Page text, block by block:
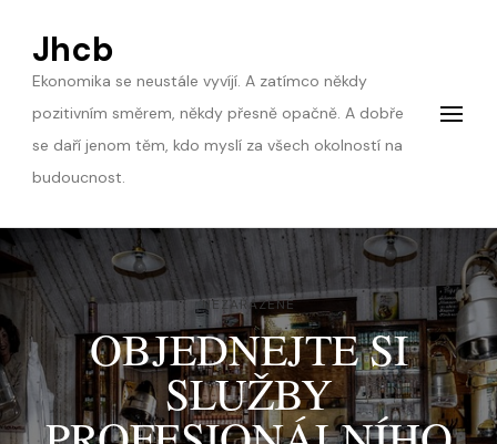
Jhcb
Ekonomika se neustále vyvíjí. A zatímco někdy
pozitivním směrem, někdy přesně opačně. A dobře
se daří jenom těm, kdo myslí za všech okolností na
budoucnost.
NEZAŘAZENÉ
OBJEDNEJTE SI
SLUŽBY